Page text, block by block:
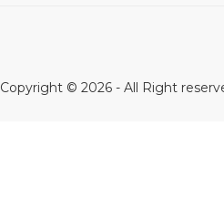
Copyright © 2026 - All Right